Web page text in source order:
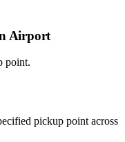
Airport
point.
pickup point across